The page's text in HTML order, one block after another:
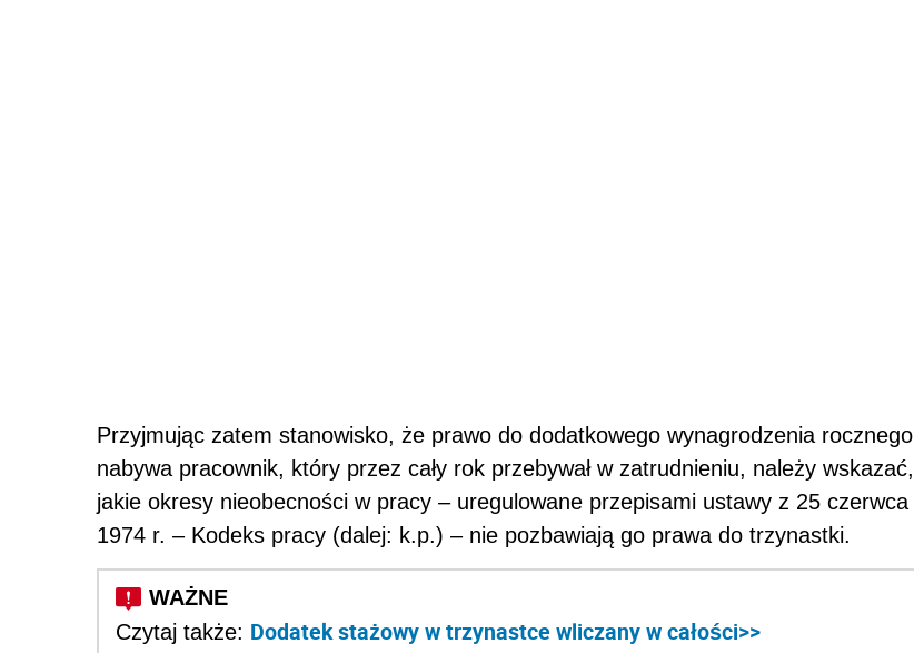
Przyjmując zatem stanowisko, że prawo do dodatkowego wynagrodzenia rocznego
nabywa pracownik, który przez cały rok przebywał w zatrudnieniu, należy wskazać,
jakie okresy nieobecności w pracy – uregulowane przepisami ustawy z 25 czerwca
1974 r. – Kodeks pracy (dalej: k.p.) – nie pozbawiają go prawa do trzynastki.
Czytaj także: Dodatek stażowy w trzynastce wliczany w całości>>